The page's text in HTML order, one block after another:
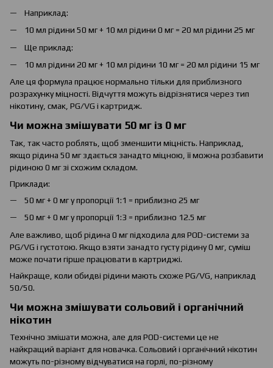
Наприклад:
10 мл рідини 50 мг + 10 мл рідини 0 мг = 20 мл рідини 25 мг
Ще приклад:
10 мл рідини 20 мг + 10 мл рідини 10 мг = 20 мл рідини 15 мг
Але ця формула працює нормально тільки для приблизного
розрахунку міцності. Відчуття можуть відрізнятися через тип
нікотину, смак, PG/VG і картридж.
Чи можна змішувати 50 мг із 0 мг
Так, так часто роблять, щоб зменшити міцність. Наприклад,
якщо рідина 50 мг здається занадто міцною, її можна розбавити
рідиною 0 мг зі схожим складом.
Приклади:
50 мг + 0 мг у пропорції 1:1 = приблизно 25 мг
50 мг + 0 мг у пропорції 1:3 = приблизно 12.5 мг
Але важливо, щоб рідина 0 мг підходила для POD-системи за
PG/VG і густотою. Якщо взяти занадто густу рідину 0 мг, суміш
може почати гірше працювати в картриджі.
Найкраще, коли обидві рідини мають схоже PG/VG, наприклад
50/50.
Чи можна змішувати сольовий і органічний
нікотин
Технічно змішати можна, але для POD-системи це не
найкращий варіант для новачка. Сольовий і органічний нікотин
можуть по-різному відчуватися на горлі, по-різному